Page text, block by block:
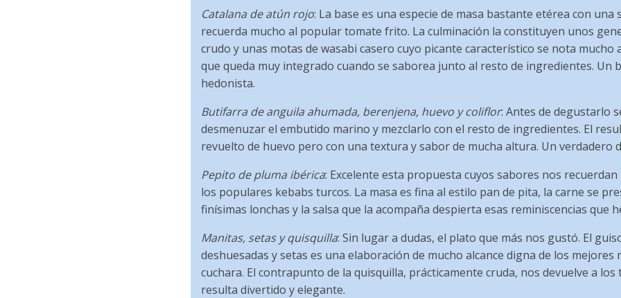
Catalana de atún rojo: La base es una especie de masa bastante etérea con una
recuerda mucho al popular tomate frito. La culminación la constituyen unos
crudo y unas motas de wasabi casero cuyo picante característico se nota
que queda muy integrado cuando se saborea junto al resto de ingredientes. Un
hedonista.
Butifarra de anguila ahumada, berenjena, huevo y coliflor: Antes de degustarlo
desmenuzar el embutido marino y mezclarlo con el resto de ingredientes. El
revuelto de huevo pero con una textura y sabor de mucha altura. Un verdadero
Pepito de pluma ibérica: Excelente esta propuesta cuyos sabores nos
los populares kebabs turcos. La masa es fina al estilo pan de pita, la carne se
finísimas lonchas y la salsa que la acompaña despierta esas reminiscencias que
Manitas, setas y quisquilla: Sin lugar a dudas, el plato que más nos gustó. El
deshuesadas y setas es una elaboración de mucho alcance digna de los mejores
cuchara. El contrapunto de la quisquilla, prácticamente cruda, nos devuelve a
resulta divertido y elegante.